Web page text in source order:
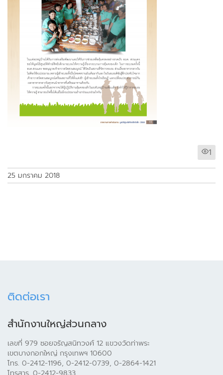
1
25 มกราคม 2018
ติดต่อเรา
สำนักงานใหญ่ส่วนกลาง
เลขที่ 979 ซอยจรัญสนิทวงศ์ 12 แขวงวัดท่าพระ
เขตบางกอกใหญ่ กรุงเทพฯ 10600
โทร. 0-2412-1196, 0-2412-0739, 0-2864-1421